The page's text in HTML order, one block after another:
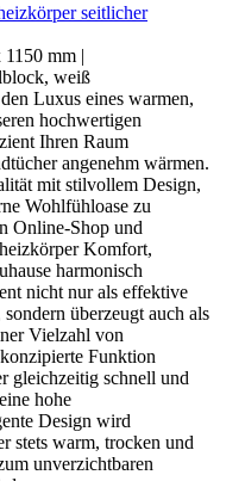
seitlicher
1150 mm |
weiß
Luxus eines warmen,
hochwertigen
Ihren Raum
angenehm wärmen.
mit stilvollem Design,
Wohlfühloase zu
Online-Shop und
Komfort,
harmonisch
nicht nur als effektive
überzeugt auch als
Vielzahl von
Funktion
gleichzeitig schnell und
hohe
Design wird
stets warm, trocken und
unverzichtbaren